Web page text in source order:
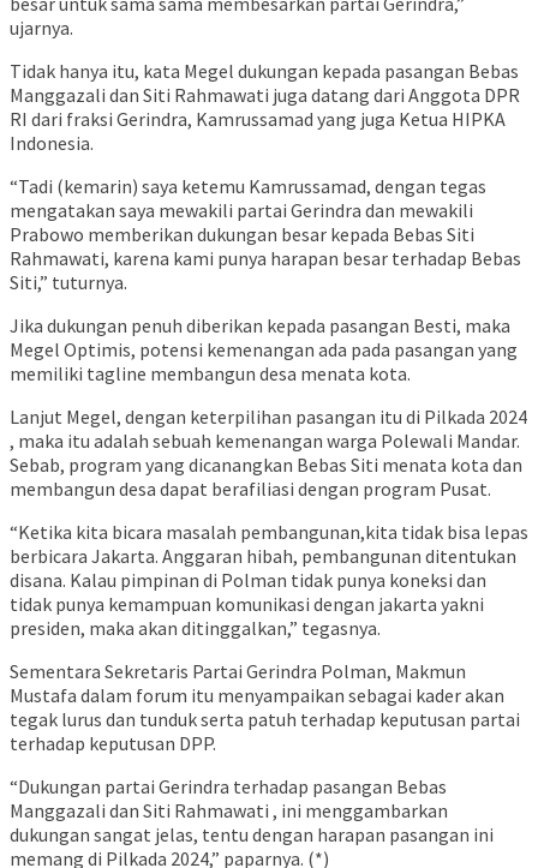
ujarnya.
Tidak hanya itu, kata Megel dukungan kepada pasangan Bebas
Manggazali dan Siti Rahmawati juga datang dari Anggota DPR
RI dari fraksi Gerindra, Kamrussamad yang juga Ketua HIPKA
Indonesia.
“Tadi (kemarin) saya ketemu Kamrussamad, dengan tegas
mengatakan saya mewakili partai Gerindra dan mewakili
Prabowo memberikan dukungan besar kepada Bebas Siti
Rahmawati, karena kami punya harapan besar terhadap Bebas
Siti,” tuturnya.
Jika dukungan penuh diberikan kepada pasangan Besti, maka
Megel Optimis, potensi kemenangan ada pada pasangan yang
memiliki tagline membangun desa menata kota.
Lanjut Megel, dengan keterpilihan pasangan itu di Pilkada 2024
, maka itu adalah sebuah kemenangan warga Polewali Mandar.
Sebab, program yang dicanangkan Bebas Siti menata kota dan
membangun desa dapat berafiliasi dengan program Pusat.
“Ketika kita bicara masalah pembangunan,kita tidak bisa lepas
berbicara Jakarta. Anggaran hibah, pembangunan ditentukan
disana. Kalau pimpinan di Polman tidak punya koneksi dan
tidak punya kemampuan komunikasi dengan jakarta yakni
presiden, maka akan ditinggalkan,” tegasnya.
Sementara Sekretaris Partai Gerindra Polman, Makmun
Mustafa dalam forum itu menyampaikan sebagai kader akan
tegak lurus dan tunduk serta patuh terhadap keputusan partai
terhadap keputusan DPP.
“Dukungan partai Gerindra terhadap pasangan Bebas
Manggazali dan Siti Rahmawati , ini menggambarkan
dukungan sangat jelas, tentu dengan harapan pasangan ini
memang di Pilkada 2024,” paparnya. (*)